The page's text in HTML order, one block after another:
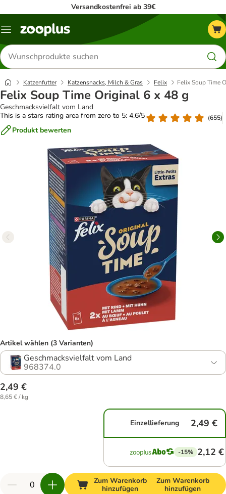
Versandkostenfrei ab 39€
Menü
Produkte
suchen
Katzenfutter Katzensnacks, Milch & Gras Felix Felix Soup Time
Felix Soup Time Original 6 x 48 g
Geschmacksvielfalt vom Land
This is a stars rating area from zero to 5: 4.6/5
(655)
Produkt bewerten
Artikel wählen (3 Varianten)
Geschmacksvielfalt vom Land
968374.0
2,49 €
8,65 € / kg
Einzellieferung 2,49 €
-15% 2,12 €
Zum Warenkorb
hinzufügen
Zum Warenkorb
hinzufügen